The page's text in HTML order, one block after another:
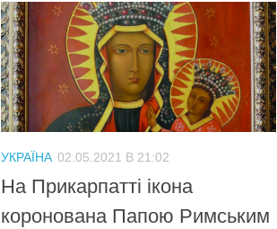
УКРАЇНА 02.05.2021 В 21:02
На Прикарпатті ікона
коронована Папою Римським